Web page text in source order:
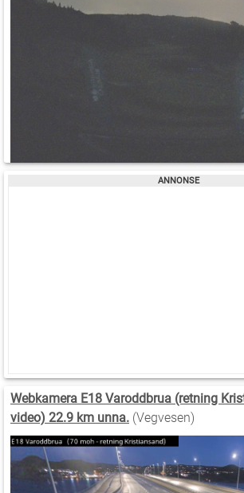
Webkamera E18 Varoddbrua (retning
video) 22.9 km unna. (Vegvesen)